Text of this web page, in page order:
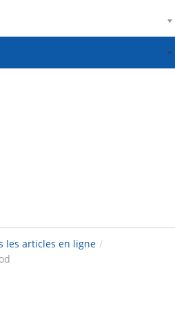
les articles en ligne /